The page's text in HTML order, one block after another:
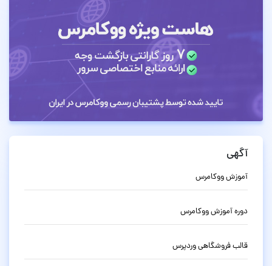
آگهی
آموزش ووکامرس
دوره آموزش ووکامرس
قالب فروشگاهی وردپرس